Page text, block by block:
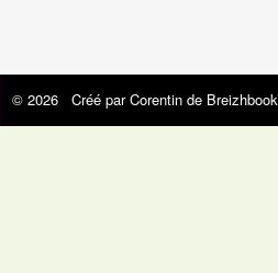
© 2026 Créé parCorentin de Breizhbook